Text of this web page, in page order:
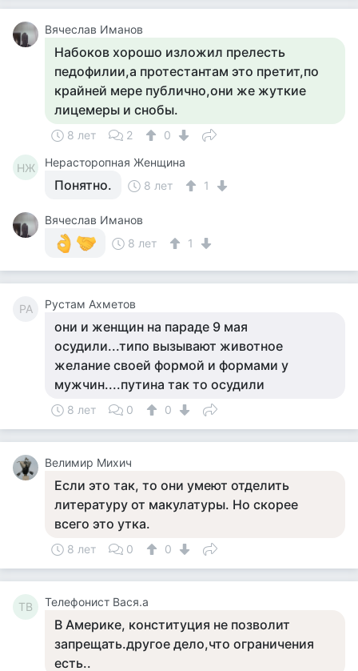
Вячеслав Иманов
Набоков хорошо изложил прелесть
педофилии,а протестантам это претит,по
крайней мере публично,они же жуткие
лицемеры и снобы.
8 лет 2 0
НЖ Нерасторопная Женщина
Понятно. 8 лет 1
Вячеслав Иманов
8 лет
1
РА Рустам Ахметов
они и женщин на параде 9 мая
осудили...типо вызывают животное
желание своей формой и формами у
мужчин....путина так то осудили
8 лет 0 0
Велимир Михич
Если это так, то они умеют отделить
литературу от макулатуры. Но скорее
всего это утка.
8 лет 0 0
ТВ Телефонист Вася.а
В Америке, конституция не позволит
запрещать.другое дело,что ограничения
есть..